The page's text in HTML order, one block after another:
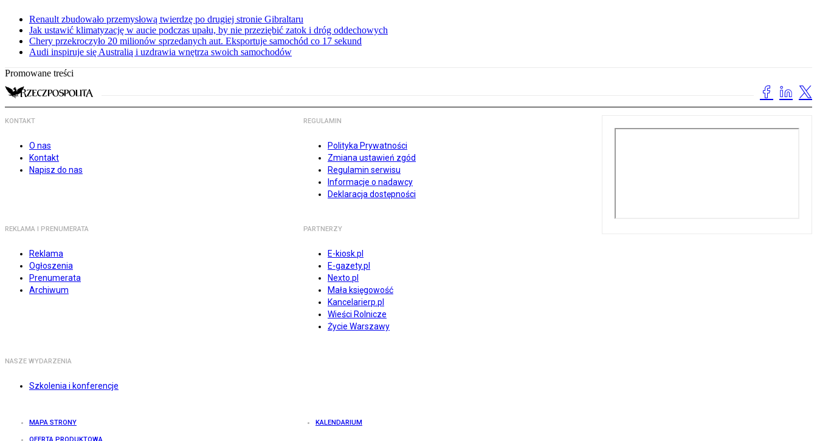
Renault zbudowało przemysłową twierdzę po drugiej stronie Gibraltaru
Jak ustawić klimatyzację w aucie podczas upału, by nie przeziębić zatok i dróg oddechowych
Chery przekroczyło 20 milionów sprzedanych aut. Eksportuje samochód co 17 sekund
Audi inspiruje się Australią i uzdrawia wnętrza swoich samochodów
Promowane treści
KONTAKT
O nas
Kontakt
Napisz do nas
REGULAMIN
Polityka Prywatności
Zmiana ustawień zgód
Regulamin serwisu
Informacje o nadawcy
Deklaracja dostępności
REKLAMA I PRENUMERATA
Reklama
Ogłoszenia
Prenumerata
Archiwum
PARTNERZY
E-kiosk.pl
E-gazety.pl
Nexto.pl
Mała księgowość
Kancelarierp.pl
Wieści Rolnicze
Życie Warszawy
NASZE WYDARZENIA
Szkolenia i konferencje
MAPA STRONY KALENDARIUM